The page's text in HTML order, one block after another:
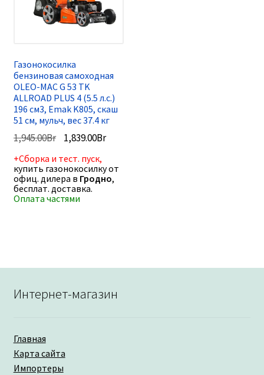
Газонокосилка
бензиновая самоходная
OLEO-MAC G 53 TK
ALLROAD PLUS 4 (5.5 л.с.)
196 см3, Emak K805, скаш
51 cм, мульч, вес 37.4 кг
1,945.00Br Первоначальная
составляла
1,945.00Br.
1,839.00BrТекущая
+Сборка и тест. пуск,
купить газонокосилку от
офиц. дилера в Гродно,
бесплат. доставка.
Оплата частями
Интернет-магазин
Главная
Карта сайта
Импортеры